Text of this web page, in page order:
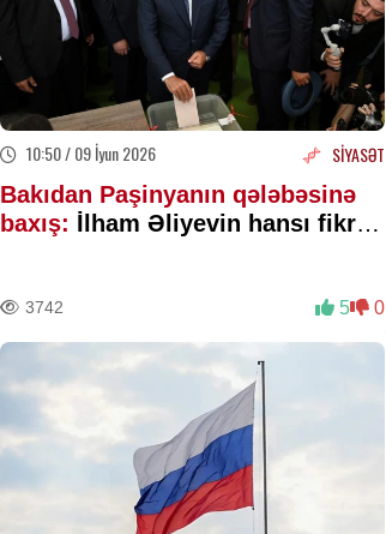
10:50 / 09 İyun 2026 SİYASƏT
Bakıdan Paşinyanın qələbəsinə
baxış: İlham Əliyevin hansı fikri
3742 5 0